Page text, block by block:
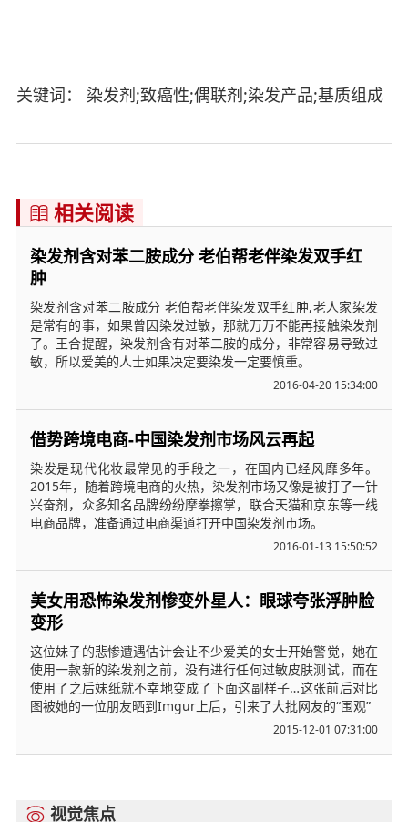
关键词： 染发剂;致癌性;偶联剂;染发产品;基质组成
 相关阅读
染发剂含对苯二胺成分 老伯帮老伴染发双手红
肿
染发剂含对苯二胺成分 老伯帮老伴染发双手红肿,老人家染发
是常有的事，如果曾因染发过敏，那就万万不能再接触染发剂
了。王合提醒，染发剂含有对苯二胺的成分，非常容易导致过
敏，所以爱美的人士如果决定要染发一定要慎重。
2016-04-20 15:34:00
借势跨境电商-中国染发剂市场风云再起
染发是现代化妆最常见的手段之一，在国内已经风靡多年。
2015年，随着跨境电商的火热，染发剂市场又像是被打了一针
兴奋剂，众多知名品牌纷纷摩拳擦掌，联合天猫和京东等一线
电商品牌，准备通过电商渠道打开中国染发剂市场。
2016-01-13 15:50:52
美女用恐怖染发剂惨变外星人：眼球夸张浮肿脸
变形
这位妹子的悲惨遭遇估计会让不少爱美的女士开始警觉，她在
使用一款新的染发剂之前，没有进行任何过敏皮肤测试，而在
使用了之后妹纸就不幸地变成了下面这副样子…这张前后对比
图被她的一位朋友晒到Imgur上后，引来了大批网友的“围观”
2015-12-01 07:31:00
 视觉焦点